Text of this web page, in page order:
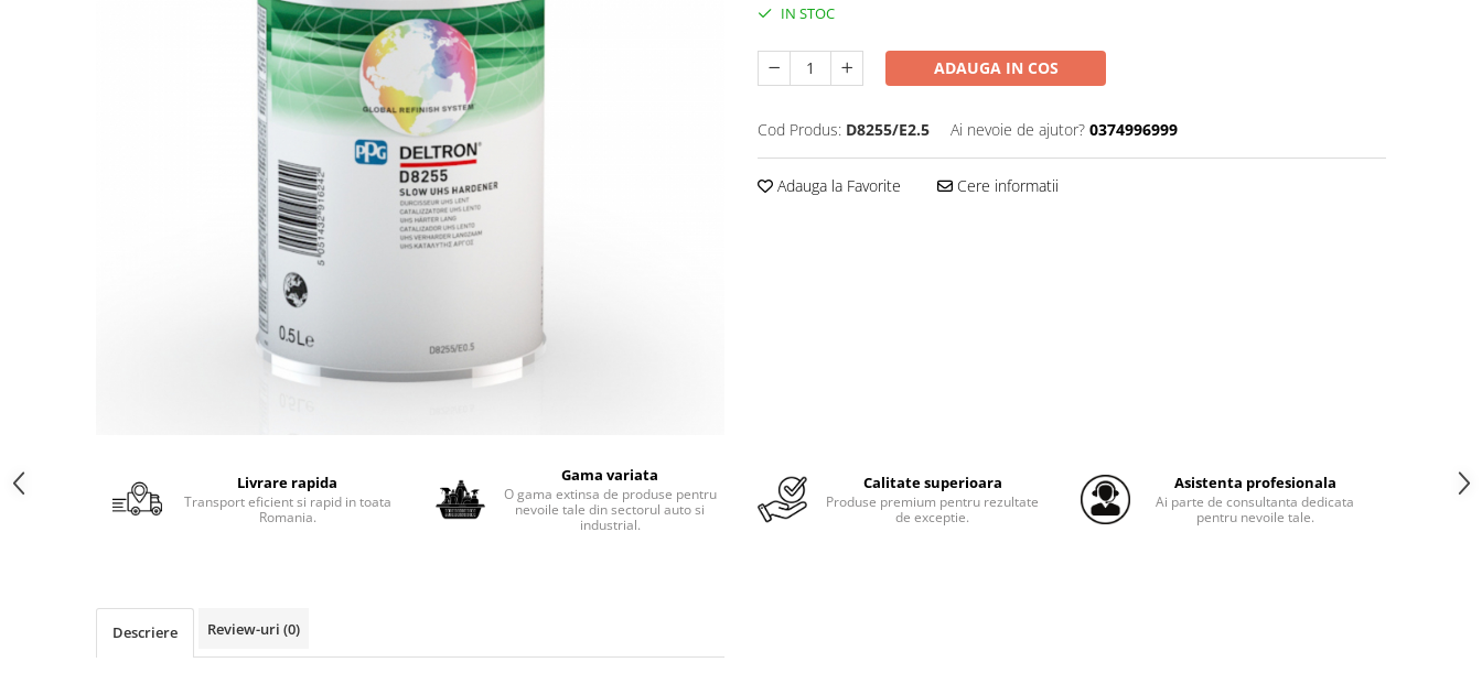
IN STOC
ADAUGA IN COS
Cod Produs: D8255/E2.5 Ai nevoie de ajutor? 0374996999
Adauga la Favorite Cere informatii
Livrare rapida
Transport eficient si rapid in toata
Romania.
Gama variata
O gama extinsa de produse pentru
nevoile tale din sectorul auto si
industrial.
Calitate superioara
Produse premium pentru rezultate
de exceptie.
Asistenta profesionala
Ai parte de consultanta dedicata
pentru nevoile tale.
Descriere Review-uri (0)